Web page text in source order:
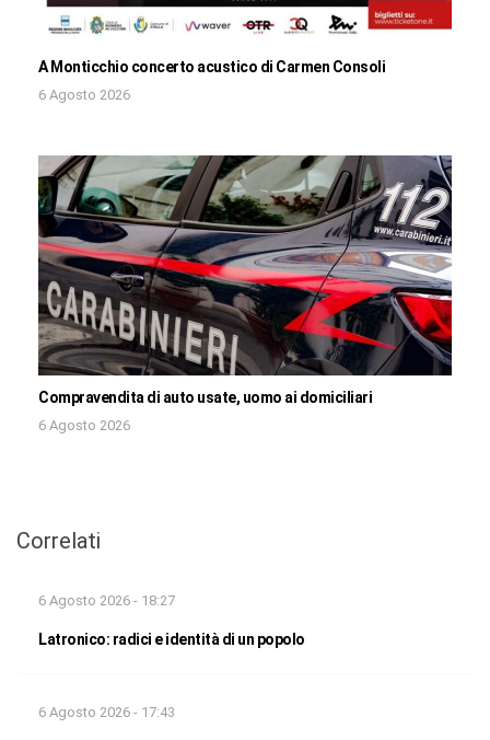
A Monticchio concerto acustico di Carmen Consoli
6 Agosto 2026
Compravendita di auto usate, uomo ai domiciliari
6 Agosto 2026
Correlati
6 Agosto 2026 - 18:27
Latronico: radici e identità di un popolo
6 Agosto 2026 - 17:43